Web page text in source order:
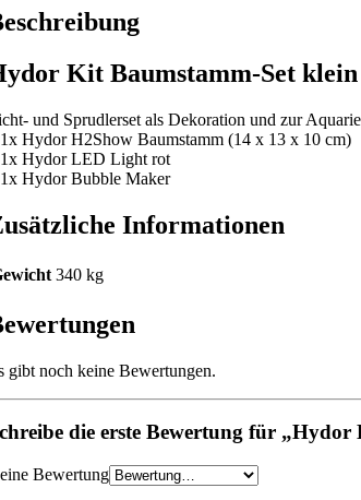
Kit Baumstamm-Set
und Sprudlerset als Dekoration und zur
Hydor H2Show Baumstamm (14 x 13 x 10 cm)
Hydor LED Light rot
Hydor Bubble Maker
Informationen
340 kg
gibt noch keine Bewertungen.
die erste Bewertung für
Bewertung